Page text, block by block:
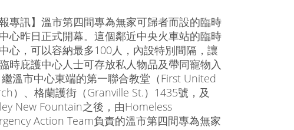
報專訊】溫市第四間專為無家可歸者而設的臨時
心昨日正式開幕。這個鄰近中央火車站的臨時
心，可以容納最多100人，內設特別間隔，讓
時庇護中心人士可存放私人物品及帶同寵物入
溫市中心東端的第一聯合教堂（First United
）、格蘭護街（Granville St.）1435號，及
New Fountain之後，由Homeless
Action Team負責的溫市第四間專為無家